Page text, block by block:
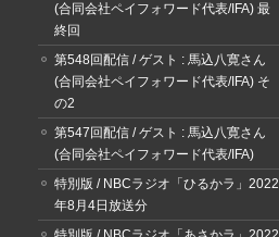
(合同会社ペイフォワード代表/IFA) 最
終回
第548回配信 / ゲスト : 馬込八寛さん
(合同会社ペイフォワード代表/IFA) そ
の2
第547回配信 / ゲスト : 馬込八寛さん
(合同会社ペイフォワード代表/IFA)
特別版 / NBCラジオ「ひるかラ」2022
年8月4日放送分